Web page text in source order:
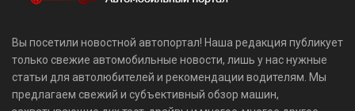
Вы посетили новостной автопортал! Наша редакция публикует
только свежие автомобильные новости, лишь у нас нужные
статьи для автолюбителей и рекомендации водителям. Мы
предлагаем свежий и субъективный обзор машин,